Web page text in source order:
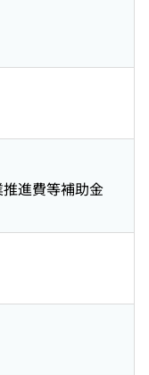
進費等補助金